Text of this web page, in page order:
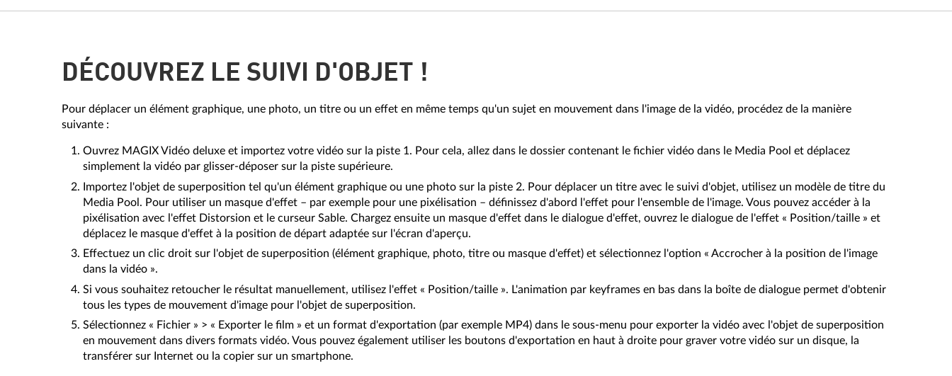
DÉCOUVREZ LE SUIVI D'OBJET !
Pour déplacer un élément graphique, une photo, un titre ou un effet en même temps qu'un sujet en mouvement dans l'image de la vidéo, procédez de la manière
suivante :
Ouvrez MAGIX Vidéo deluxe et importez votre vidéo sur la piste 1. Pour cela, allez dans le dossier contenant le fichier vidéo dans le Media Pool et déplacez
simplement la vidéo par glisser-déposer sur la piste supérieure.
Importez l'objet de superposition tel qu'un élément graphique ou une photo sur la piste 2. Pour déplacer un titre avec le suivi d'objet, utilisez un modèle de titre du
Media Pool. Pour utiliser un masque d'effet – par exemple pour une pixélisation – définissez d'abord l'effet pour l'ensemble de l'image. Vous pouvez accéder à la
pixélisation avec l'effet Distorsion et le curseur Sable. Chargez ensuite un masque d'effet dans le dialogue d'effet, ouvrez le dialogue de l'effet « Position/taille » et
déplacez le masque d'effet à la position de départ adaptée sur l'écran d'aperçu.
Effectuez un clic droit sur l'objet de superposition (élément graphique, photo, titre ou masque d'effet) et sélectionnez l'option « Accrocher à la position de l'image
dans la vidéo ».
Si vous souhaitez retoucher le résultat manuellement, utilisez l'effet « Position/taille ». L'animation par keyframes en bas dans la boîte de dialogue permet d'obtenir
tous les types de mouvement d'image pour l'objet de superposition.
Sélectionnez « Fichier » > « Exporter le film » et un format d'exportation (par exemple MP4) dans le sous-menu pour exporter la vidéo avec l'objet de superposition
en mouvement dans divers formats vidéo. Vous pouvez également utiliser les boutons d'exportation en haut à droite pour graver votre vidéo sur un disque, la
transférer sur Internet ou la copier sur un smartphone.